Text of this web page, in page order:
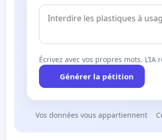
Écrivez avec vos propres mots.
Générer la pétition
Vos données vous appartiennent